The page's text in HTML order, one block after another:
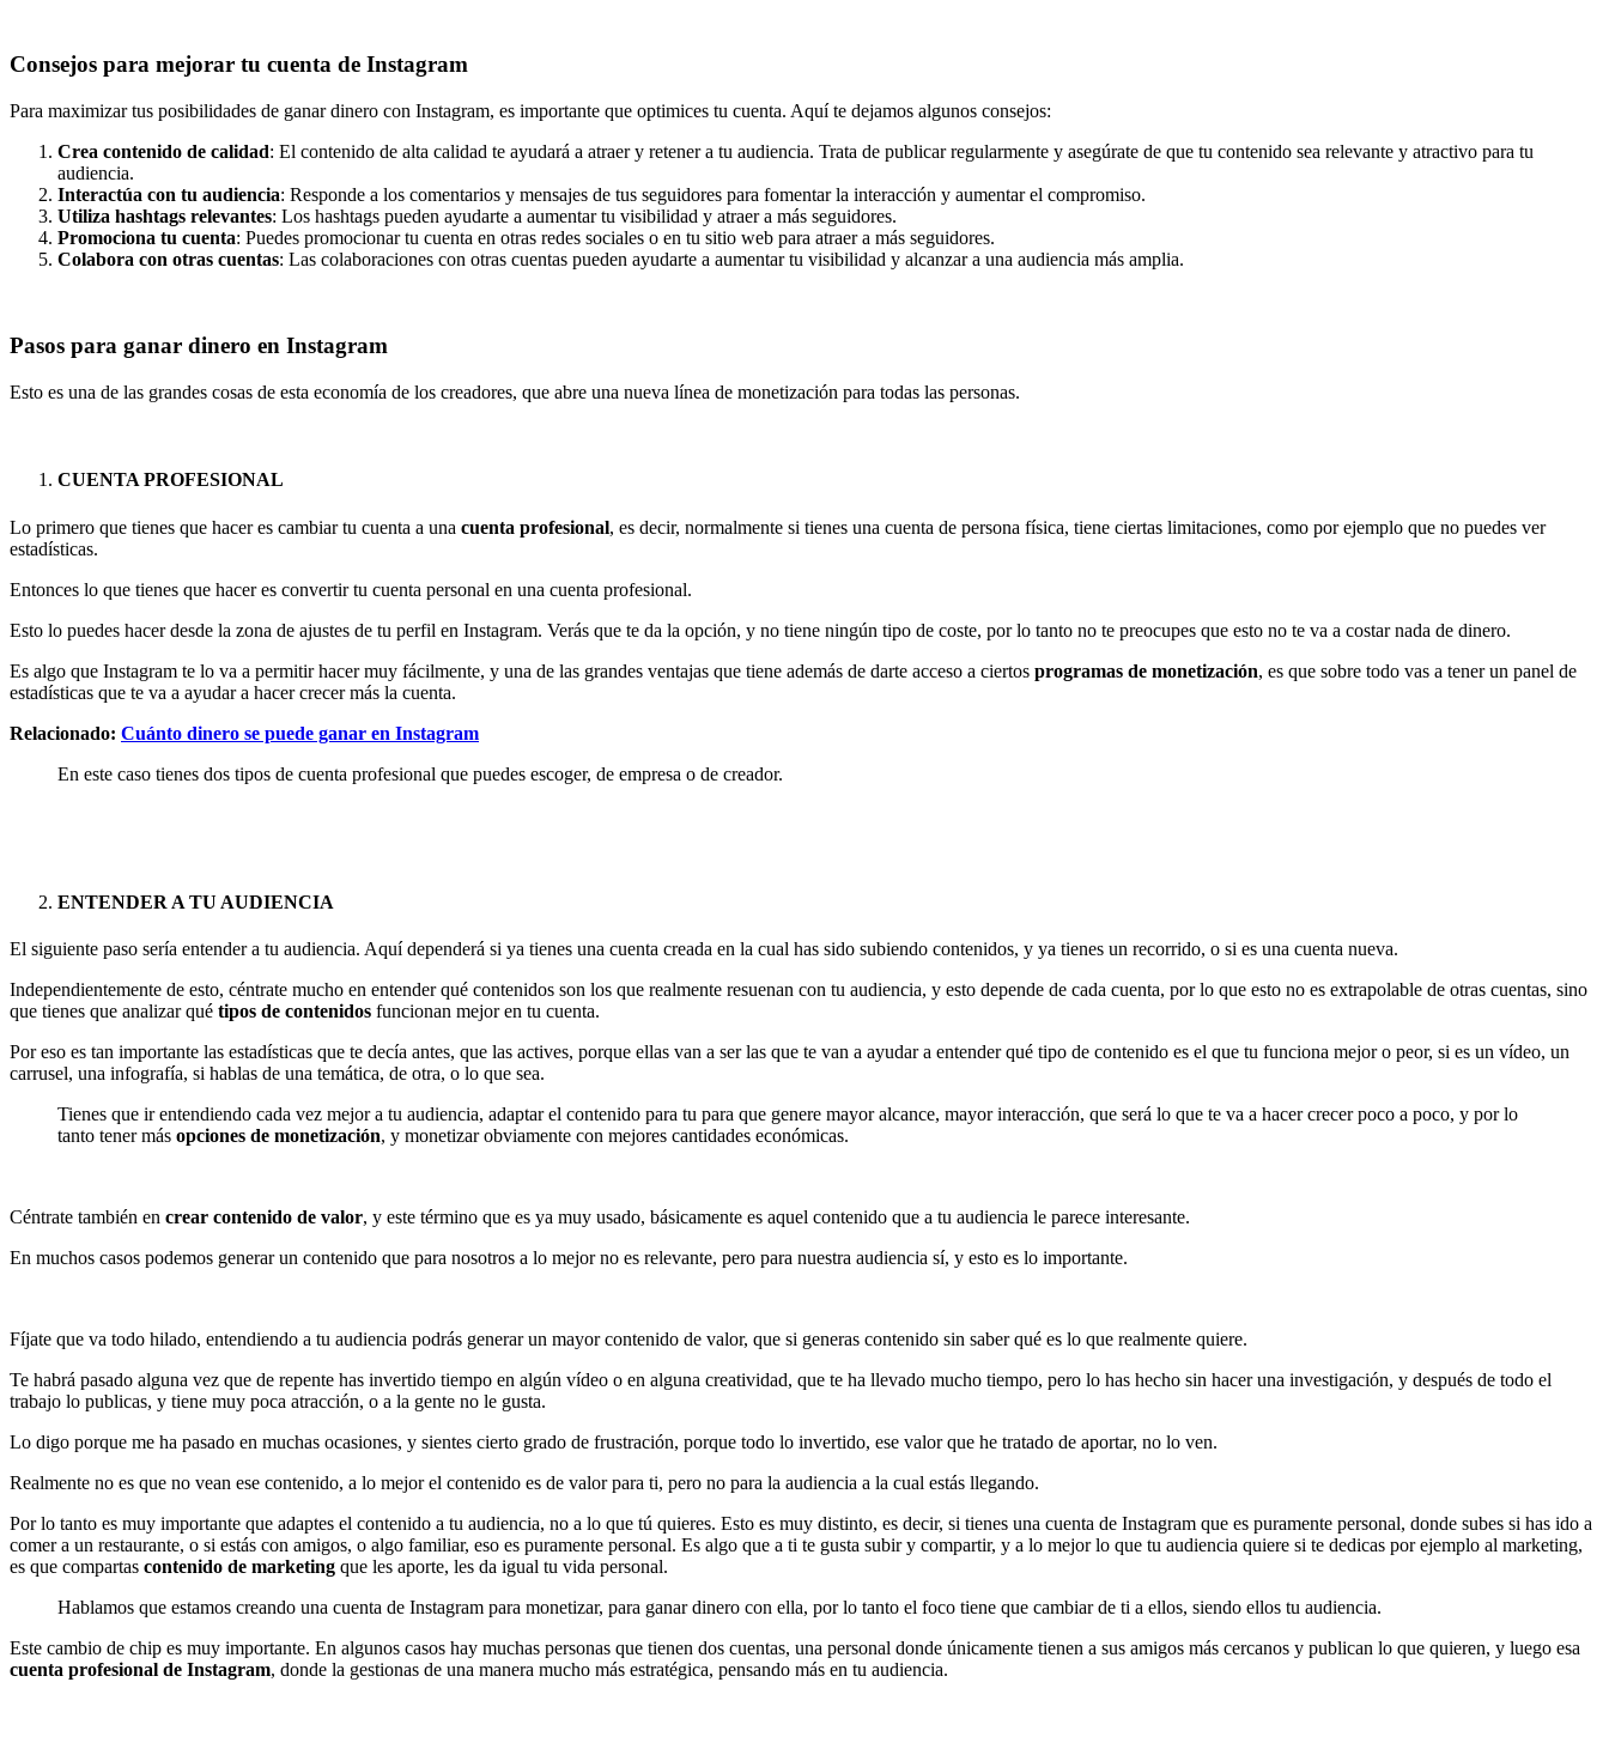
Consejos para mejorar tu cuenta de Instagram
Para maximizar tus posibilidades de ganar dinero con Instagram, es importante que optimices tu cuenta. Aquí te dejamos algunos consejos:
Crea contenido de calidad: El contenido de alta calidad te ayudará a atraer y retener a tu audiencia. Trata de publicar regularmente y asegúrate de que tu contenido sea relevante y atractivo para tu
audiencia.
Interactúa con tu audiencia: Responde a los comentarios y mensajes de tus seguidores para fomentar la interacción y aumentar el compromiso.
Utiliza hashtags relevantes: Los hashtags pueden ayudarte a aumentar tu visibilidad y atraer a más seguidores.
Promociona tu cuenta: Puedes promocionar tu cuenta en otras redes sociales o en tu sitio web para atraer a más seguidores.
Colabora con otras cuentas: Las colaboraciones con otras cuentas pueden ayudarte a aumentar tu visibilidad y alcanzar a una audiencia más amplia.
Pasos para ganar dinero en Instagram
Esto es una de las grandes cosas de esta economía de los creadores, que abre una nueva línea de monetización para todas las personas.
CUENTA PROFESIONAL
Lo primero que tienes que hacer es cambiar tu cuenta a una cuenta profesional, es decir, normalmente si tienes una cuenta de persona física, tiene ciertas limitaciones, como por ejemplo que no puedes ver
estadísticas.
Entonces lo que tienes que hacer es convertir tu cuenta personal en una cuenta profesional.
Esto lo puedes hacer desde la zona de ajustes de tu perfil en Instagram. Verás que te da la opción, y no tiene ningún tipo de coste, por lo tanto no te preocupes que esto no te va a costar nada de dinero.
Es algo que Instagram te lo va a permitir hacer muy fácilmente, y una de las grandes ventajas que tiene además de darte acceso a ciertos programas de monetización, es que sobre todo vas a tener un panel de
estadísticas que te va a ayudar a hacer crecer más la cuenta.
Relacionado: Cuánto dinero se puede ganar en Instagram
En este caso tienes dos tipos de cuenta profesional que puedes escoger, de empresa o de creador.
ENTENDER A TU AUDIENCIA
El siguiente paso sería entender a tu audiencia. Aquí dependerá si ya tienes una cuenta creada en la cual has sido subiendo contenidos, y ya tienes un recorrido, o si es una cuenta nueva.
Independientemente de esto, céntrate mucho en entender qué contenidos son los que realmente resuenan con tu audiencia, y esto depende de cada cuenta, por lo que esto no es extrapolable de otras cuentas, sino
que tienes que analizar qué tipos de contenidos funcionan mejor en tu cuenta.
Por eso es tan importante las estadísticas que te decía antes, que las actives, porque ellas van a ser las que te van a ayudar a entender qué tipo de contenido es el que tu funciona mejor o peor, si es un vídeo, un
carrusel, una infografía, si hablas de una temática, de otra, o lo que sea.
Tienes que ir entendiendo cada vez mejor a tu audiencia, adaptar el contenido para tu para que genere mayor alcance, mayor interacción, que será lo que te va a hacer crecer poco a poco, y por lo
tanto tener más opciones de monetización, y monetizar obviamente con mejores cantidades económicas.
Céntrate también en crear contenido de valor, y este término que es ya muy usado, básicamente es aquel contenido que a tu audiencia le parece interesante.
En muchos casos podemos generar un contenido que para nosotros a lo mejor no es relevante, pero para nuestra audiencia sí, y esto es lo importante.
Fíjate que va todo hilado, entendiendo a tu audiencia podrás generar un mayor contenido de valor, que si generas contenido sin saber qué es lo que realmente quiere.
Te habrá pasado alguna vez que de repente has invertido tiempo en algún vídeo o en alguna creatividad, que te ha llevado mucho tiempo, pero lo has hecho sin hacer una investigación, y después de todo el
trabajo lo publicas, y tiene muy poca atracción, o a la gente no le gusta.
Lo digo porque me ha pasado en muchas ocasiones, y sientes cierto grado de frustración, porque todo lo invertido, ese valor que he tratado de aportar, no lo ven.
Realmente no es que no vean ese contenido, a lo mejor el contenido es de valor para ti, pero no para la audiencia a la cual estás llegando.
Por lo tanto es muy importante que adaptes el contenido a tu audiencia, no a lo que tú quieres. Esto es muy distinto, es decir, si tienes una cuenta de Instagram que es puramente personal, donde subes si has ido a
comer a un restaurante, o si estás con amigos, o algo familiar, eso es puramente personal. Es algo que a ti te gusta subir y compartir, y a lo mejor lo que tu audiencia quiere si te dedicas por ejemplo al marketing,
es que compartas contenido de marketing que les aporte, les da igual tu vida personal.
Hablamos que estamos creando una cuenta de Instagram para monetizar, para ganar dinero con ella, por lo tanto el foco tiene que cambiar de ti a ellos, siendo ellos tu audiencia.
Este cambio de chip es muy importante. En algunos casos hay muchas personas que tienen dos cuentas, una personal donde únicamente tienen a sus amigos más cercanos y publican lo que quieren, y luego esa
cuenta profesional de Instagram, donde la gestionas de una manera mucho más estratégica, pensando más en tu audiencia.